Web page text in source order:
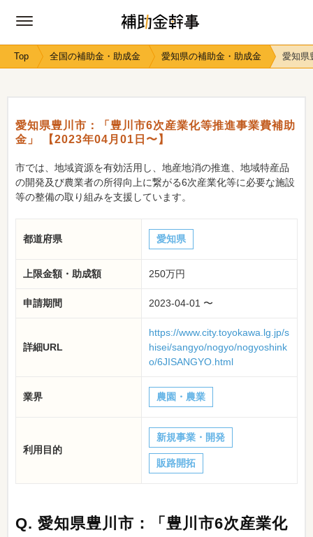
Top 全国の補助金・助成金 愛知県の補助金・助成金 愛知県
愛知県豊川市：「豊川市6次産業化等推進事業費補助
金」 【2023年04月01日〜】
市では、地域資源を有効活用し、地産地消の推進、地域特産品
の開発及び農業者の所得向上に繋がる6次産業化等に必要な施設
等の整備の取り組みを支援しています。
都道府県 愛知県
上限金額・助成額 250万円
申請期間 2023-04-01 〜
詳細URL
https://www.city.toyokawa.lg.jp/s
hisei/sangyo/nogyo/nogyoshink
o/6JISANGYO.html
業界 農園・農業
利用目的
新規事業・開発
販路開拓
Q. 愛知県豊川市：「豊川市6次産業化